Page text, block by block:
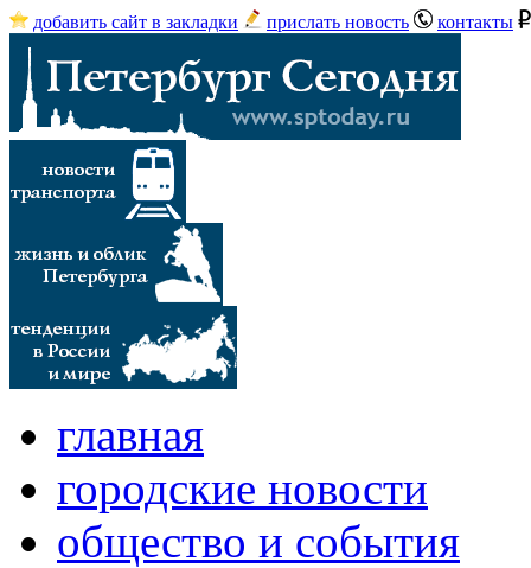
добавить сайт в закладки прислать новость контакты
главная
городские новости
общество и события